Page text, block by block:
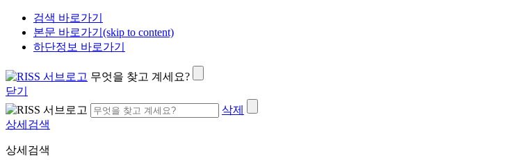
검색 바로가기
본문 바로가기(skip to content)
하단정보 바로가기
무엇을 찾고 계세요?
닫기
삭제
상세검색
상세검색